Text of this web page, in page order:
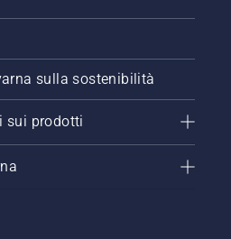
sulla sostenibilità
sui prodotti